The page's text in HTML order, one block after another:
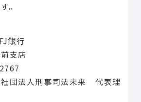
。
銀行
支店
団法人刑事司法未来 代表理